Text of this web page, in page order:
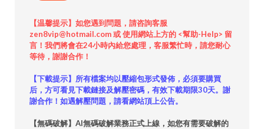
【温馨提示】如您遇到問題，請咨詢客服
zen8vip@hotmail.com 或 使用網站上方的 <幫助-Help> 留
言！我們將會在24小時內給您處理，客服繁忙時，請您耐心
等待，謝謝合作！
【下載提示】所有檔案均以壓縮包形式發佈，必須要購買
后，方可看見下載鏈接及解壓密碼，有效下載期限30天。謝
謝合作！如遇解壓問題，請看網站頂上公告。
【無碼破解】AI無碼破解業務正式上線，如您有需要破解的